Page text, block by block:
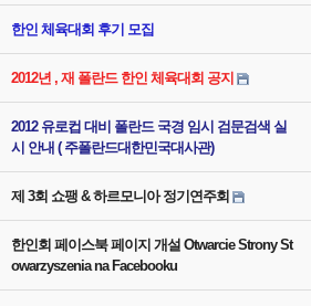
한인 체육대회 후기 모집
2012년 , 재 폴란드 한인 체육대회 공지
2012 유로컵 대비 폴란드 국경 임시 검문검색 실
시 안내 ( 주폴란드대한민국대사관)
제 3회 쇼팽 & 하르모니아 정기연주회
한인회 페이스북 페이지 개설 Otwarcie Strony St
owarzyszenia na Facebooku